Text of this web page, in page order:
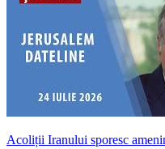
Acoliții Iranului sporesc